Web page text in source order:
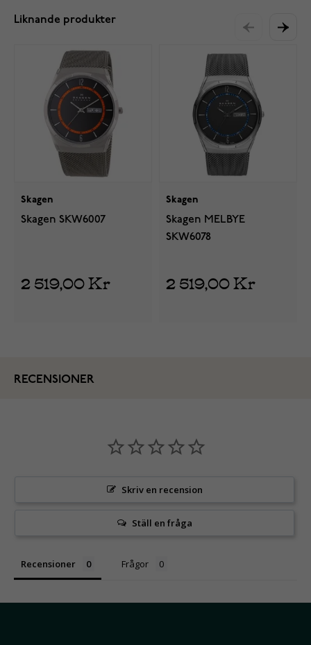
Liknande produkter
Skagen
Skagen SKW6007
2 519,00 Kr
Skagen
Skagen MELBYE
SKW6078
2 519,00 Kr
RECENSIONER
Skriv en recension
Ställ en fråga
Recensioner Frågor